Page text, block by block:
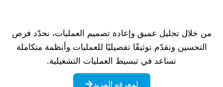
من خلال تحليل عميق وإعادة تصميم العمليات، نحدّد فرص
التحسين ونقدّم توثيقًا تفصيليًا للعمليات وأنظمة متكاملة
تساعد في تبسيط العمليات التشغيلية.
لمعرفه المزيد